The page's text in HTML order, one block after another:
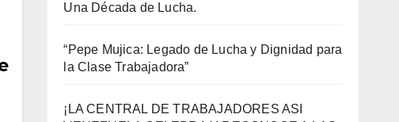
Una Década de Lucha.
“Pepe Mujica: Legado de Lucha y Dignidad para
la Clase Trabajadora”
¡LA CENTRAL DE TRABAJADORES ASI